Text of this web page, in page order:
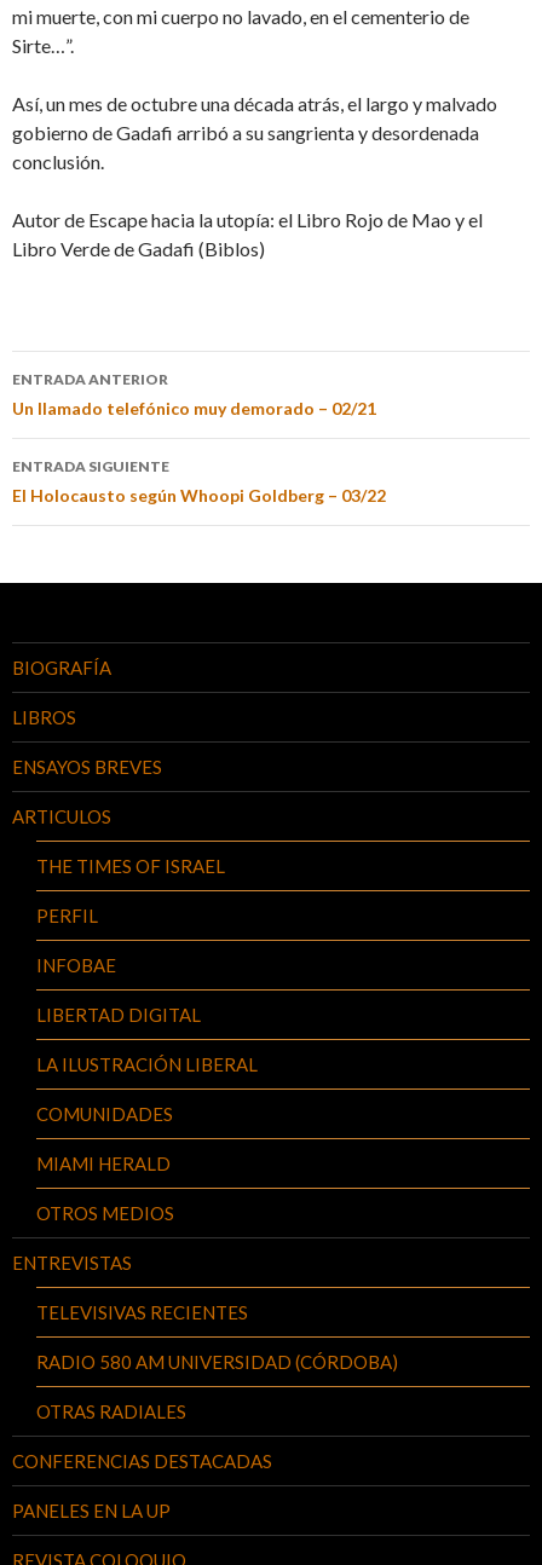
mi muerte, con mi cuerpo no lavado, en el cementerio de
Sirte…”.
Así, un mes de octubre una década atrás, el largo y malvado
gobierno de Gadafi arribó a su sangrienta y desordenada
conclusión.
Autor de Escape hacia la utopía: el Libro Rojo de Mao y el
Libro Verde de Gadafi (Biblos)
ENTRADA ANTERIOR
Un llamado telefónico muy demorado – 02/21
ENTRADA SIGUIENTE
El Holocausto según Whoopi Goldberg – 03/22
BIOGRAFÍA
LIBROS
ENSAYOS BREVES
ARTICULOS
THE TIMES OF ISRAEL
PERFIL
INFOBAE
LIBERTAD DIGITAL
LA ILUSTRACIÓN LIBERAL
COMUNIDADES
MIAMI HERALD
OTROS MEDIOS
ENTREVISTAS
TELEVISIVAS RECIENTES
RADIO 580 AM UNIVERSIDAD (CÓRDOBA)
OTRAS RADIALES
CONFERENCIAS DESTACADAS
PANELES EN LA UP
REVISTA COLOQUIO